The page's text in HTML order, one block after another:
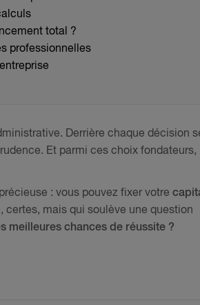
total ?
professionnelles
Derrière chaque décision
Et parmi ces choix fondateurs,
: vous pouvez fixer votre
certes, mais qui soulève une question
meilleures chances de réussite ?